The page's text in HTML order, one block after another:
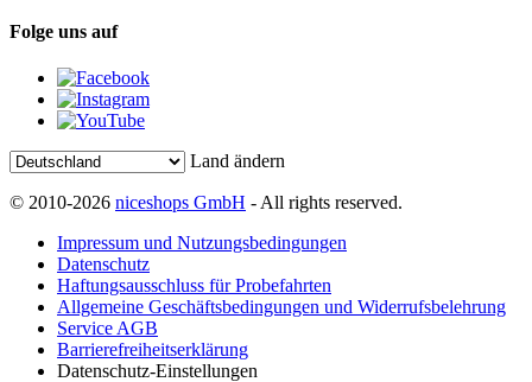
Folge uns auf
Land ändern
© 2010-2026 niceshops GmbH - All rights reserved.
Impressum und Nutzungsbedingungen
Datenschutz
Haftungsausschluss für Probefahrten
Allgemeine Geschäftsbedingungen und Widerrufsbelehrung
Service AGB
Barrierefreiheitserklärung
Datenschutz-Einstellungen